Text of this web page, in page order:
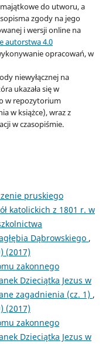
do utworu, a
zgody na jego
i wersji online na
autorstwa 4.0
opracowań, w
niewyłącznej na
ukazała się w
w repozytorium
w książce), wraz z
w czasopiśmie.
pruskiego
katolickich z 1801 r. w
Dąbrowskiego ,
(2017)
zakonnego
Dzieciątka Jezus w
zagadnienia (cz. 1) ,
(2017)
zakonnego
Dzieciątka Jezus w